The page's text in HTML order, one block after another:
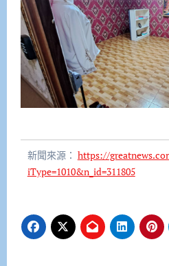
新聞來源： https://
iType=1010&n_id=311805